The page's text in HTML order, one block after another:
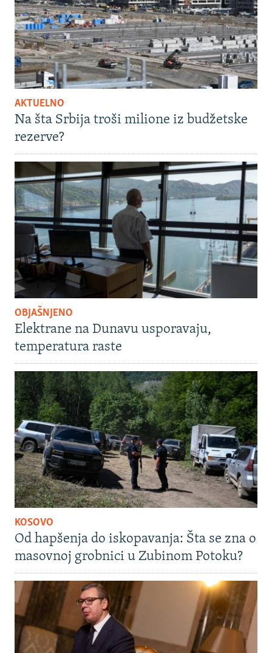
AKTUELNO
Na šta Srbija troši milione iz budžetske
rezerve?
OBJAŠNJENO
Elektrane na Dunavu usporavaju,
temperatura raste
KOSOVO
Od hapšenja do iskopavanja: Šta se zna o
masovnoj grobnici u Zubinom Potoku?